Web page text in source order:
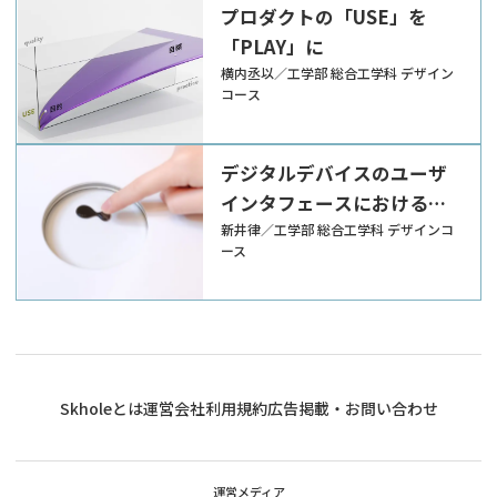
プロダクトの「USE」を
「PLAY」に
横内丞以／工学部 総合工学科 デザイン
コース
デジタルデバイスのユーザ
インタフェースにおける
「PLAY」の研究
新井律／工学部 総合工学科 デザインコ
ース
Skholeとは運営会社利用規約広告掲載・お問い合わせ
運営メディア